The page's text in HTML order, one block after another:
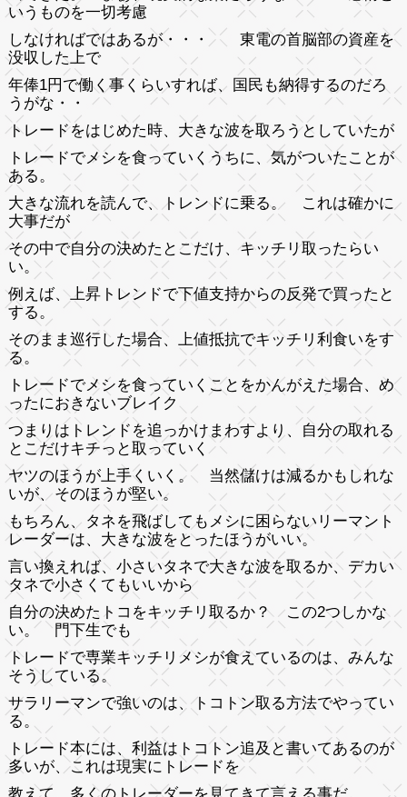
いうものを一切考慮
しなければではあるが・・・ 東電の首脳部の資産を
没収した上で
年俸1円で働く事くらいすれば、国民も納得するのだろ
うがな・・
トレードをはじめた時、大きな波を取ろうとしていたが
トレードでメシを食っていくうちに、気がついたことが
ある。
大きな流れを読んで、トレンドに乗る。 これは確かに
大事だが
その中で自分の決めたとこだけ、キッチリ取ったらい
い。
例えば、上昇トレンドで下値支持からの反発で買ったと
する。
そのまま巡行した場合、上値抵抗でキッチリ利食いをす
る。
トレードでメシを食っていくことをかんがえた場合、め
ったにおきないブレイク
つまりはトレンドを追っかけまわすより、自分の取れる
とこだけキチっと取っていく
ヤツのほうが上手くいく。 当然儲けは減るかもしれな
いが、そのほうが堅い。
もちろん、タネを飛ばしてもメシに困らないリーマント
レーダーは、大きな波をとったほうがいい。
言い換えれば、小さいタネで大きな波を取るか、デカい
タネで小さくてもいいから
自分の決めたトコをキッチリ取るか？ この2つしかな
い。 門下生でも
トレードで専業キッチリメシが食えているのは、みんな
そうしている。
サラリーマンで強いのは、トコトン取る方法でやってい
る。
トレード本には、利益はトコトン追及と書いてあるのが
多いが、これは現実にトレードを
教えて、多くのトレーダーを見てきて言える事だ。